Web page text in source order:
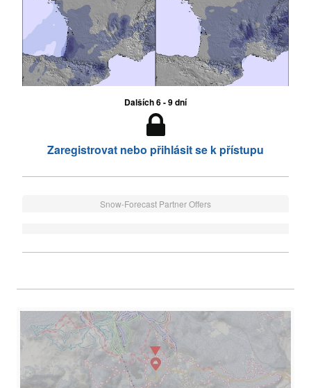
Dalších 6 - 9 dní
Zaregistrovat nebo přihlásit se k přístupu
Snow-Forecast Partner Offers